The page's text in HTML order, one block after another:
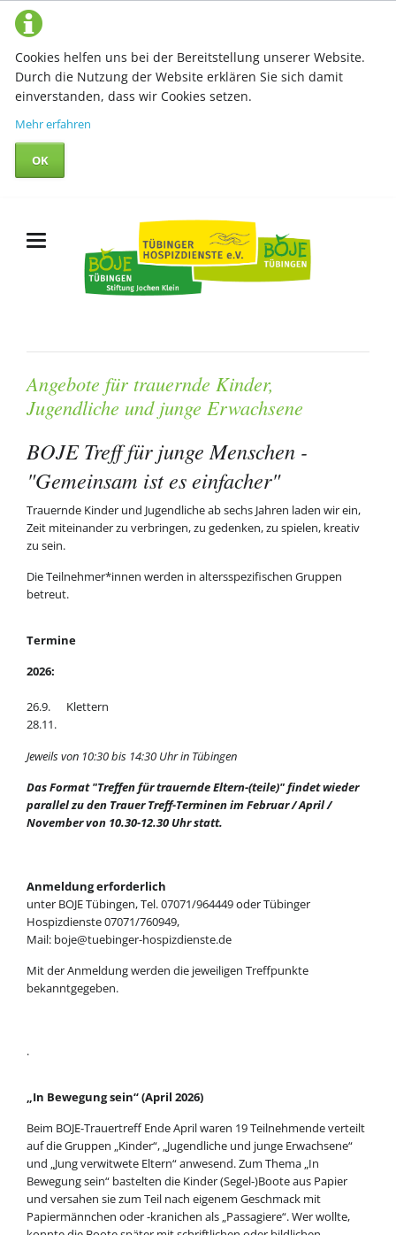
Cookies helfen uns bei der Bereitstellung unserer Website.
Durch die Nutzung der Website erklären Sie sich damit
einverstanden, dass wir Cookies setzen.
Mehr erfahren
OK
Angebote für trauernde Kinder,
Jugendliche und junge Erwachsene
BOJE Treff für junge Menschen -
"Gemeinsam ist es einfacher"
Trauernde Kinder und Jugendliche ab sechs Jahren laden wir ein,
Zeit miteinander zu verbringen, zu gedenken, zu spielen, kreativ
zu sein.
Die Teilnehmer*innen werden in altersspezifischen Gruppen
betreut.
Termine
2026:
26.9. Klettern
28.11.
Jeweils von 10:30 bis 14:30 Uhr in Tübingen
Das Format "Treffen für trauernde Eltern-(teile)" findet wieder
parallel zu den Trauer Treff-Terminen im Februar / April /
November von 10.30-12.30 Uhr statt.
Anmeldung erforderlich
unter BOJE Tübingen, Tel. 07071/964449 oder Tübinger
Hospizdienste 07071/760949,
Mail: boje@tuebinger-hospizdienste.de
Mit der Anmeldung werden die jeweiligen Treffpunkte
bekanntgegeben.
.
„In Bewegung sein“ (April 2026)
Beim BOJE-Trauertreff Ende April waren 19 Teilnehmende verteilt
auf die Gruppen „Kinder“, „Jugendliche und junge Erwachsene“
und „Jung verwitwete Eltern“ anwesend. Zum Thema „In
Bewegung sein“ bastelten die Kinder (Segel-)Boote aus Papier
und versahen sie zum Teil nach eigenem Geschmack mit
Papiermännchen oder -kranichen als „Passagiere“. Wer wollte,